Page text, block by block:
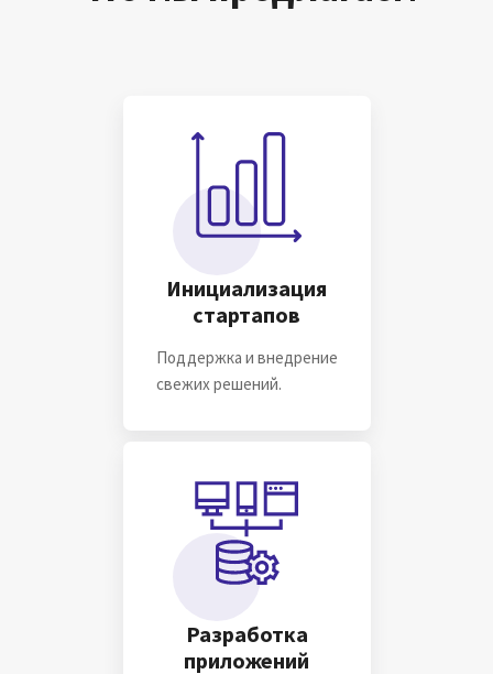
Новый взгляд на
информационные
технологии
ПОДРОБНЕЕ
Для стартапов, Для бизнеса & Для Вас
ПОДРОБНЕЕ
Инициализация
стартапов
Поддержка и внедрение
свежих решений.
Разработка
приложений